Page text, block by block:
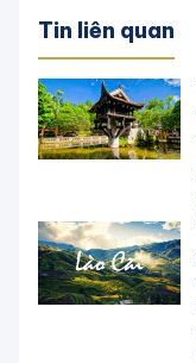
Tin liên quan